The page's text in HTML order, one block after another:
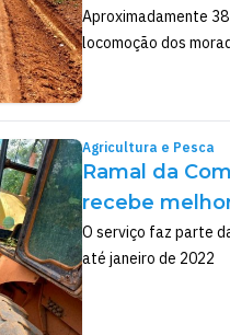
Aproximadamente
locomoção dos
Agricultura e Pesca
Ramal da
recebe
O serviço faz parte
até janeiro de 2022